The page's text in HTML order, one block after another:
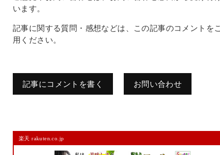
います。
記事に関する質問・感想などは、この記事のコメントを
用ください。
記事にコメントを書く お問い合わせ
メールアドレスは公開されません。
楽天 rakuten.co.jp